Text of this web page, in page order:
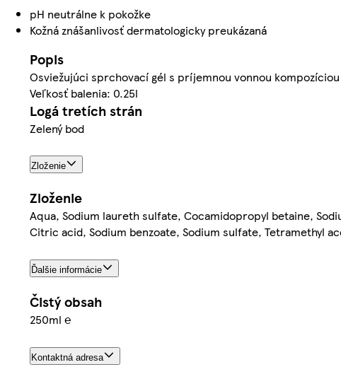
pH neutrálne k pokožke
Kožná znášanlivosť dermatologicky preukázaná
Popis
Osviežujúci sprchovací gél s príjemnou vonnou
Veľkosť balenia: 0.25l
Logá tretích strán
Zelený bod
Zloženie
Zloženie
Aqua, Sodium laureth sulfate, Cocamidopropyl betaine,
Citric acid, Sodium benzoate, Sodium sulfate, Tetramethyl
Ďalšie informácie
Čistý obsah
250ml ℮
Kontaktná adresa